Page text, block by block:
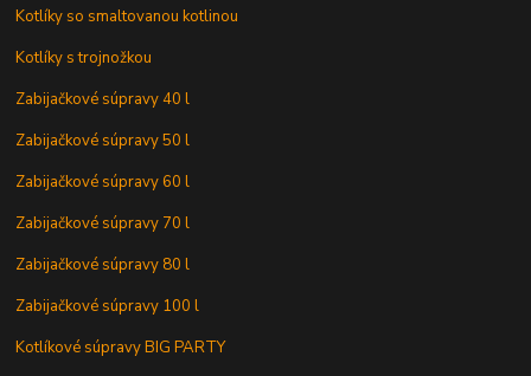
Kotlíky so smaltovanou kotlinou
Kotlíky s trojnožkou
Zabijačkové súpravy 40 l
Zabijačkové súpravy 50 l
Zabijačkové súpravy 60 l
Zabijačkové súpravy 70 l
Zabijačkové súpravy 80 l
Zabijačkové súpravy 100 l
Kotlíkové súpravy BIG PARTY